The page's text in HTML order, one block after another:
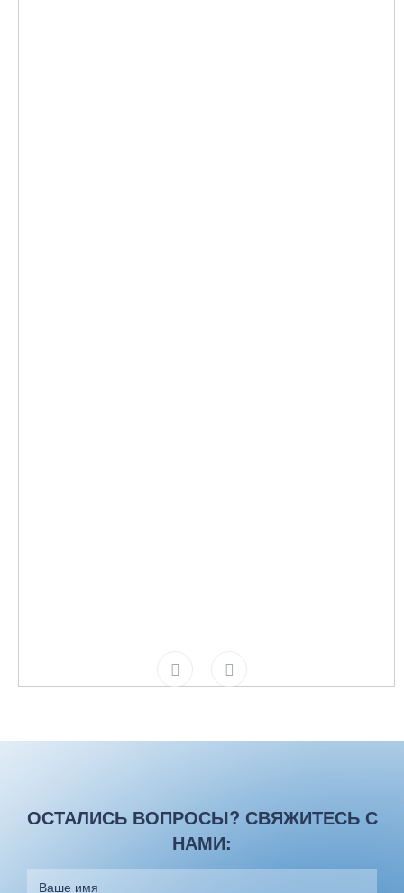
ОСТАЛИСЬ ВОПРОСЫ? СВЯЖИТЕСЬ С
НАМИ: